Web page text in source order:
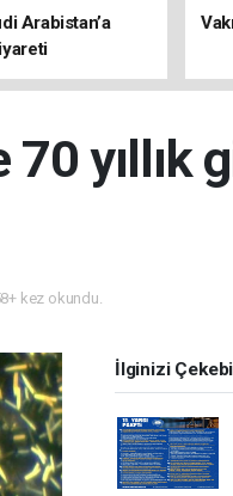
Arabistan’a
yıllık
kez okundu.
İlginizi